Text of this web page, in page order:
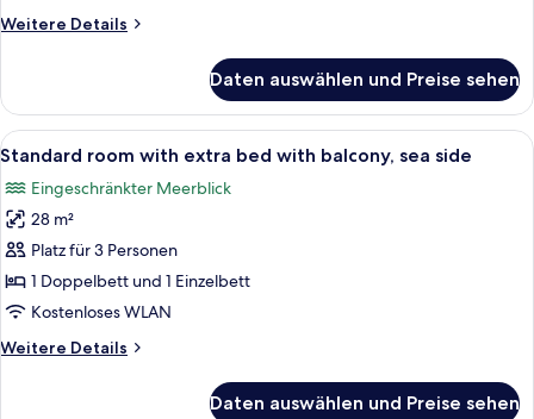
side
Weitere Details
Weitere
room
with
balcony,
side
Daten auswählen und Preise sehen
Alle
Fotos
für
Standard
room
with
extra
with
Ein modernes Hotelzimmer mit Bett,
5
Standard room with extra bed with balcony, sea side
Eingeschränkter Meerblick
28 m²
Platz für 3 Personen
1 Doppelbett und 1 Einzelbett
Kostenloses WLAN
Weitere Details
Weitere
Daten auswählen und Preise sehen